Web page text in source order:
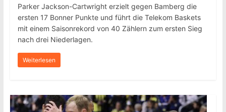
Parker Jackson-Cartwright erzielt gegen Bamberg die
ersten 17 Bonner Punkte und führt die Telekom Baskets
mit einem Saisonrekord von 40 Zählern zum ersten Sieg
nach drei Niederlagen.
Weiterlesen